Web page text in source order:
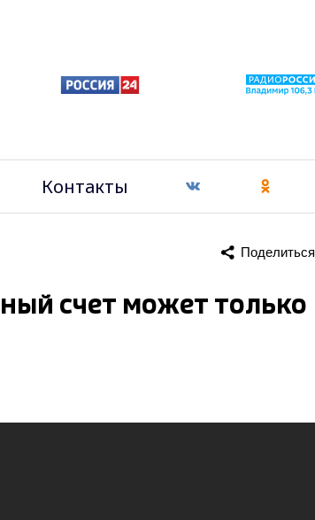
Контакты
Поделиться
счет может только